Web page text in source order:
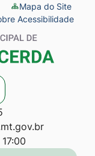
Mapa do Site
Acessibilidade